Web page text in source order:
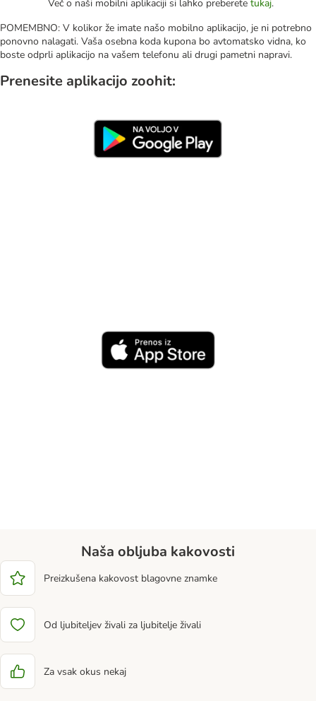
Več o naši mobilni aplikaciji si lahko preberete tukaj.
POMEMBNO: V kolikor že imate našo mobilno aplikacijo, je ni potrebno
ponovno nalagati. Vaša osebna koda kupona bo avtomatsko vidna, ko
boste odprli aplikacijo na vašem telefonu ali drugi pametni napravi.
Prenesite aplikacijo zoohit:
Naša obljuba kakovosti
Preizkušena kakovost blagovne znamke
Od ljubiteljev živali za ljubitelje živali
Za vsak okus nekaj